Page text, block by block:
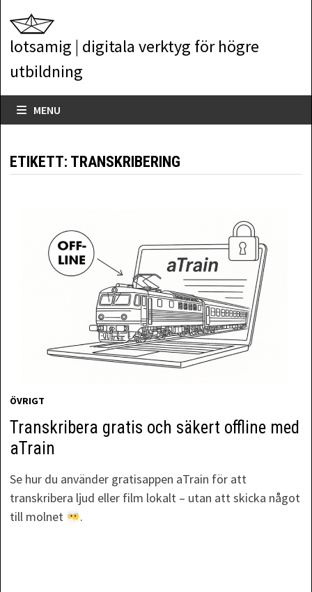
to
content
lotsamig | digitala verktyg för högre
utbildning
MENU
ETIKETT: TRANSKRIBERING
ÖVRIGT
Transkribera gratis och säkert offline med
aTrain
Se hur du använder gratisappen aTrain för att
transkribera ljud eller film lokalt – utan att skicka något
till molnet
.